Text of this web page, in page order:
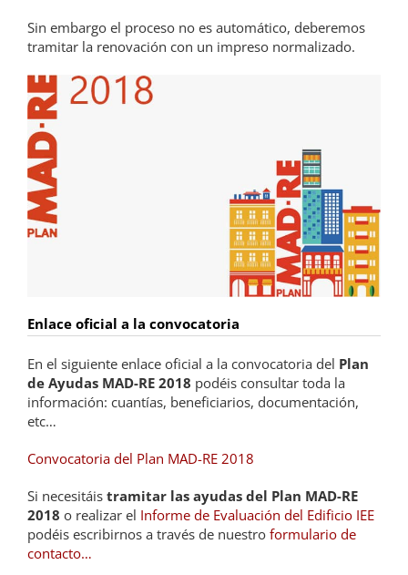
Sin embargo el proceso no es automático, deberemos
tramitar la renovación con un impreso normalizado.
Enlace oficial a la convocatoria
En el siguiente enlace oficial a la convocatoria del Plan
de Ayudas MAD-RE 2018 podéis consultar toda la
información: cuantías, beneficiarios, documentación,
etc…
Convocatoria del Plan MAD-RE 2018
Si necesitáis tramitar las ayudas del Plan MAD-RE
2018 o realizar el Informe de Evaluación del Edificio IEE
podéis escribirnos a través de nuestro formulario de
contacto…